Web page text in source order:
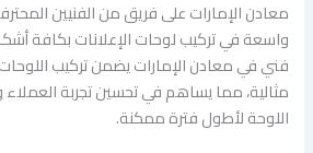
معادن الإمارات على فريق من الفنيين
واسعة في تركيب لوحات الإعلانات بكافة
فني في معادن الإمارات يضمن تركيب اللوحات
مثالية، مما يساهم في تحسين تجربة
اللوحة لأطول فترة ممكنة.